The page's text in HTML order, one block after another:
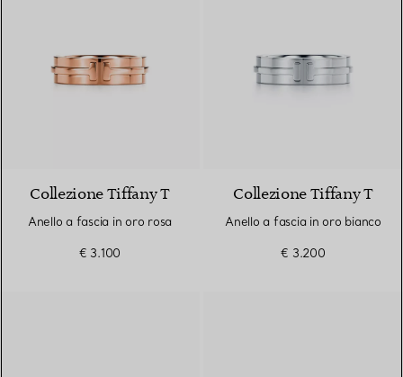
Collezione Tiffany T
Anello a fascia in oro rosa
€ 3.100
Collezione Tiffany T
Anello a fascia in oro bianco
€ 3.200